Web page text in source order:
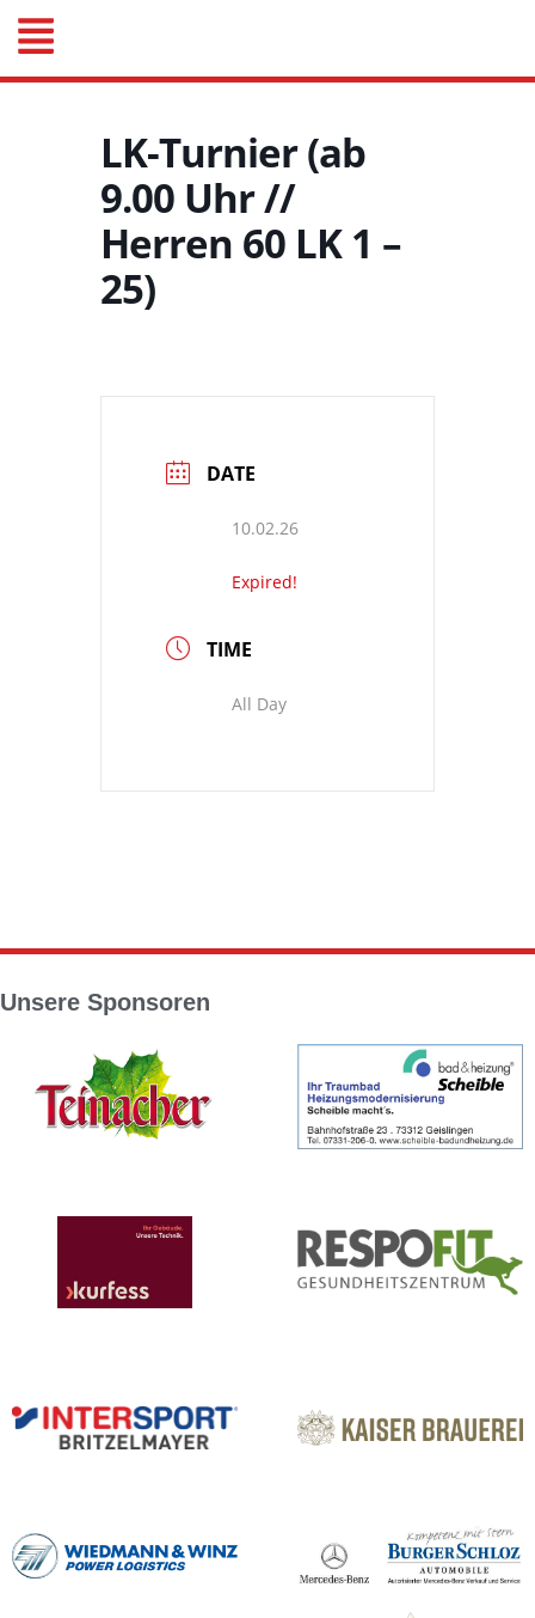
LK-Turnier (ab
9.00 Uhr //
Herren 60 LK 1 –
25)
DATE
10.02.26
Expired!
TIME
All Day
Unsere Sponsoren